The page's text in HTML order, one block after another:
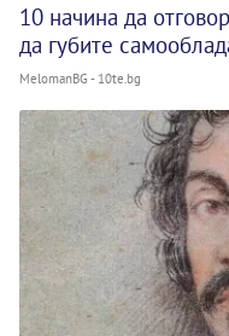
10 начина да
да губите
MelomanBG - 10te.bg